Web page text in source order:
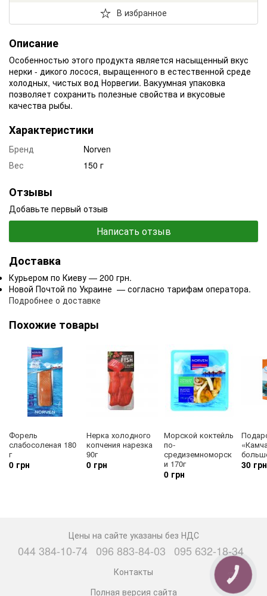
В избранное
Описание
Особенностью этого продукта является насыщенный вкус
нерки - дикого лосося, выращенного в естественной среде
холодных, чистых вод Норвегии. Вакуумная упаковка
позволяет сохранить полезные свойства и вкусовые
качества рыбы.
Характеристики
Бренд
Norven
Вес
150 г
Отзывы
Добавьте первый отзыв
Написать отзыв
Доставка
Курьером по Киеву — 200 грн.
Новой Почтой по Украине — согласно тарифам оператора.
Подробнее о доставке
Похожие товары
Форель
слабосоленая 180
г
0 грн
Нерка холодного
копчения нарезка
90г
0 грн
Морской коктейль
по-
средиземноморск
и 170г
0 грн
30 грн
Цены на сайте указаны без НДС
044 384-10-74 096 883-84-03 095 632-18-34
Контакты
Полная версия сайта
КНОПКА
СВЯЗИ